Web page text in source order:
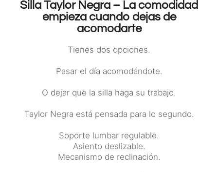
Silla Taylor Negra – La comodidad
empieza cuando dejas de
acomodarte
Tienes dos opciones.
Pasar el día acomodándote.
O dejar que la silla haga su trabajo.
Taylor Negra está pensada para lo segundo.
Soporte lumbar regulable.
Asiento deslizable.
Mecanismo de reclinación.